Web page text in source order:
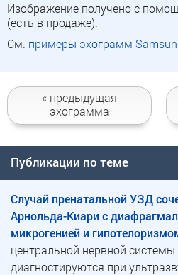
Изображение получено с
(есть в продаже).
См. примеры эхограмм
« предыдущая
эхограмма
Публикации по теме
Случай пренатальной УЗД
Арнольда-Киари с
микрогенией и
центральной нервной
диагностируются при